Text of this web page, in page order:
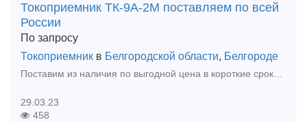
Токоприемник ТК-9А-2М поставляем по всей
России
По запросу
Токоприемник в Белгородской области, Белгороде
Поставим из наличия по выгодной цена в короткие сроки в любой регион России. Токоприемник троллейный ТК-9А-2М (ТКН-9А-2) предназначен для подвода электроэнергии к крановым механизмам. Токоп
29.03.23
458